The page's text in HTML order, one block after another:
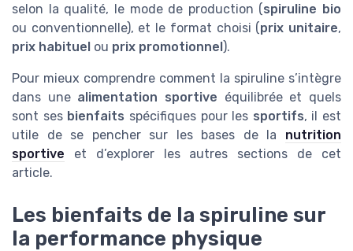
selon la qualité, le mode de production (spiruline bio
ou conventionnelle), et le format choisi (prix unitaire,
prix habituel ou prix promotionnel).
Pour mieux comprendre comment la spiruline s’intègre
dans une alimentation sportive équilibrée et quels
sont ses bienfaits spécifiques pour les sportifs, il est
utile de se pencher sur les bases de la nutrition
sportive et d’explorer les autres sections de cet
article.
Les bienfaits de la spiruline sur
la performance physique